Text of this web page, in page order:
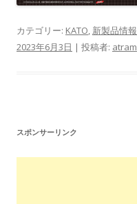
カテゴリー: KATO 新製品情報
2023年6月3日 | 投稿者: atram
スポンサーリンク